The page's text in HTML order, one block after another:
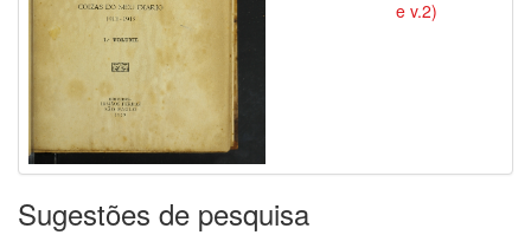
e v.2)
Sugestões de pesquisa